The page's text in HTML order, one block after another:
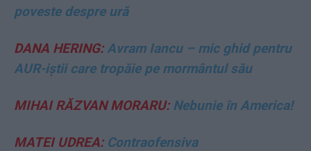
poveste despre ură
DANA HERING:Avram Iancu – mic ghid pentru
AUR-iștii care tropăie pe mormântul său
MIHAI RĂZVAN MORARU:Nebunie în America!
MATEI UDREA:Contraofensiva